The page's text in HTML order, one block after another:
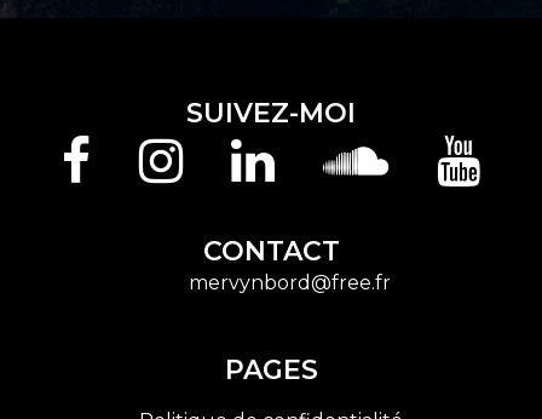
SUIVEZ-MOI
FacebookInstagram Linkedin Soundcloud
CONTACT
mervynbord@free.fr
PAGES